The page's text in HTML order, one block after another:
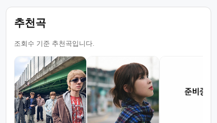
추천곡
조회수 기준 추천곡입니다.